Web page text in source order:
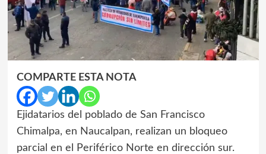
COMPARTE ESTA NOTA
Ejidatarios del poblado de San Francisco
Chimalpa, en Naucalpan, realizan un bloqueo
parcial en el Periférico Norte en dirección sur.